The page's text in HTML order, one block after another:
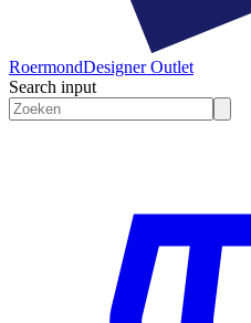
RoermondDesigner Outlet
Search input